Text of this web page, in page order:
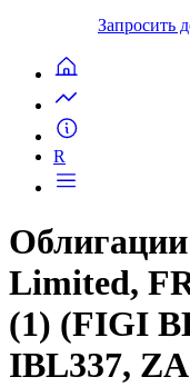
Запросить
R
Limited,
(1) (FIGI
IBL337,